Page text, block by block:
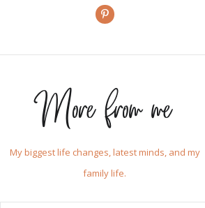
More from me
My biggest life changes, latest minds, and my
family life.